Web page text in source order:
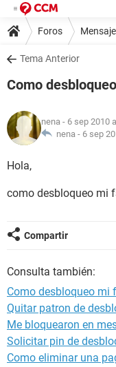
Foros
Tema Anterior
Como
nena - 6 sep 2010
nena - 6 sep
Hola,
como desbloqueo mi
Compartir
Consulta también:
Como desbloqueo mi
Quitar patron de
Me bloquearon en
Solicitar pin de
Como eliminar una